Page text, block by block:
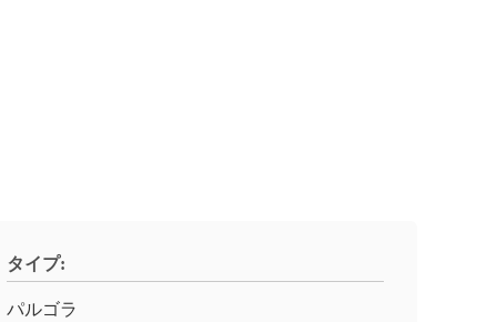
タイプ:
パルゴラ